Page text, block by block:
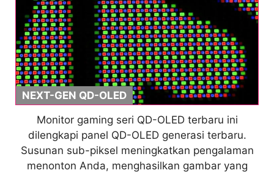
NEXT-GEN QD-OLED
Monitor gaming seri QD-OLED terbaru ini
dilengkapi panel QD-OLED generasi terbaru.
Susunan sub-piksel meningkatkan pengalaman
menonton Anda, menghasilkan gambar yang